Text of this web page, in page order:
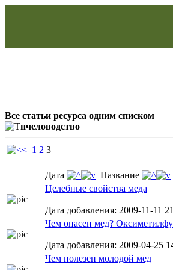
Все статьи ресурса одним списком
пчеловодство
1 2 3
Дата Название
Целебные свойства меда
Дата добавления: 2009-11-11
Чем опасен мед?
Дата добавления: 2009-04-25
Чем полезен молодой мед